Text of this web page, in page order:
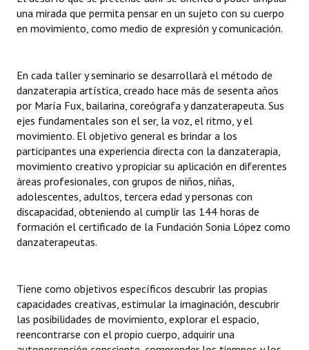
una mirada que permita pensar en un sujeto con su cuerpo
en movimiento, como medio de expresión y comunicación.
En cada taller y seminario se desarrollará el método de
danzaterapia artística, creado hace más de sesenta años
por María Fux, bailarina, coreógrafa y danzaterapeuta. Sus
ejes fundamentales son el ser, la voz, el ritmo, y el
movimiento. El objetivo general es brindar a los
participantes una experiencia directa con la danzaterapia,
movimiento creativo y propiciar su aplicación en diferentes
áreas profesionales, con grupos de niños, niñas,
adolescentes, adultos, tercera edad y personas con
discapacidad, obteniendo al cumplir las 144 horas de
formación el certificado de la Fundación Sonia López como
danzaterapeutas.
Tiene como objetivos específicos descubrir las propias
capacidades creativas, estimular la imaginación, descubrir
las posibilidades de movimiento, explorar el espacio,
reencontrarse con el propio cuerpo, adquirir una